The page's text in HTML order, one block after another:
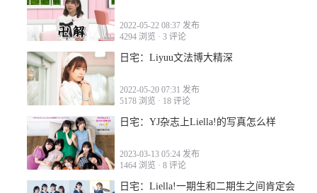
2022-05-22 08:37 发布
4294 浏览 · 3 评论
日宅：Liyuu文法博大精深
2022-05-20 07:31 发布
5178 浏览 · 18 评论
日宅：YJ杂志上Liella!的写真怎么样
2023-03-13 05:24 发布
1464 浏览 · 8 评论
日宅：Liella!一期生和二期生之间肯定会